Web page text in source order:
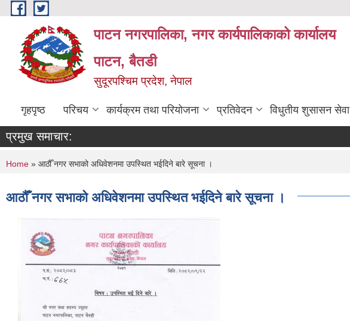
Skip to main content
पाटन नगरपालिका, नगर कार्यपालिकाको कार्यालय
पाटन, बैतडी
सुदूरपश्चिम प्रदेश, नेपाल
गृहपृष्ठ परिचय कार्यक्रम तथा परियोजना प्रतिवेदन विधुतीय शुसासन सेवा
प्रमुख समाचार:
You are here
Home » आठौँ नगर सभाको अधिवेशनमा उपस्थित भईदिने बारे सूचना ।
आठौँ नगर सभाको अधिवेशनमा उपस्थित भईदिने बारे सूचना ।